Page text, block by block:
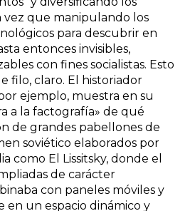
vez que manipulando los
para descubrir en
entonces invisibles,
con fines socialistas. Esto
filo, claro. El historiador
ejemplo, muestra en su
a la factografía» de qué
de grandes pabellones de
soviético elaborados por
como El Lissitsky, donde el
de carácter
con paneles móviles y
en un espacio dinámico y